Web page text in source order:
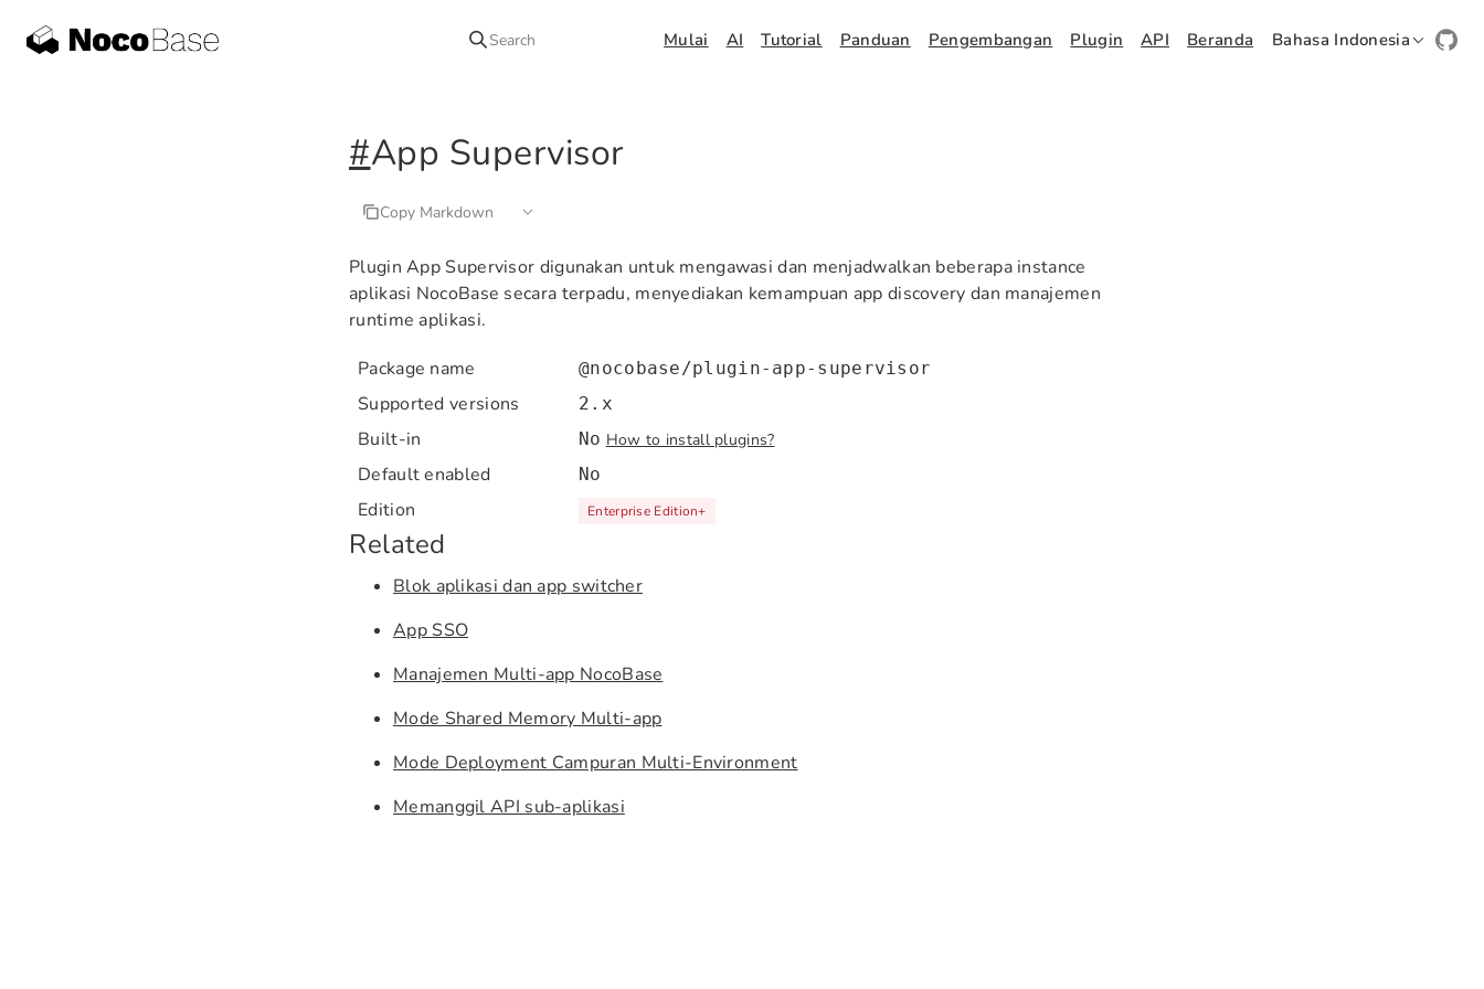
Search Mulai AI Tutorial Panduan Pengembangan Plugin API Beranda Bahasa Indonesia
#App Supervisor
Copy Markdown
Plugin App Supervisor digunakan untuk mengawasi dan menjadwalkan beberapa instance
aplikasi NocoBase secara terpadu, menyediakan kemampuan app discovery dan manajemen
runtime aplikasi.
Package name
@nocobase/plugin-app-supervisor
Supported versions 2.x
Built-in No How to install plugins?
Default enabled No
Edition Enterprise Edition+
Related
Blok aplikasi dan app switcher
App SSO
Manajemen Multi-app NocoBase
Mode Shared Memory Multi-app
Mode Deployment Campuran Multi-Environment
Memanggil API sub-aplikasi